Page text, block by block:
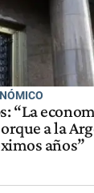
“La
a la
años”